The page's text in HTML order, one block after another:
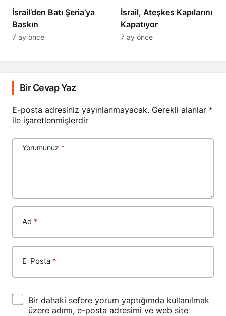
​​​​​​​İsrail’den Batı Şeria’ya
Baskın
7 ay önce
İsrail, Ateşkes Kapılarını
Kapatıyor
7 ay önce
Bir Cevap Yaz
E-posta adresiniz yayınlanmayacak. Gerekli alanlar *
ile işaretlenmişlerdir
Yorumunuz *
Ad *
E-Posta *
Bir dahaki sefere yorum yaptığımda kullanılmak
üzere adımı, e-posta adresimi ve web site